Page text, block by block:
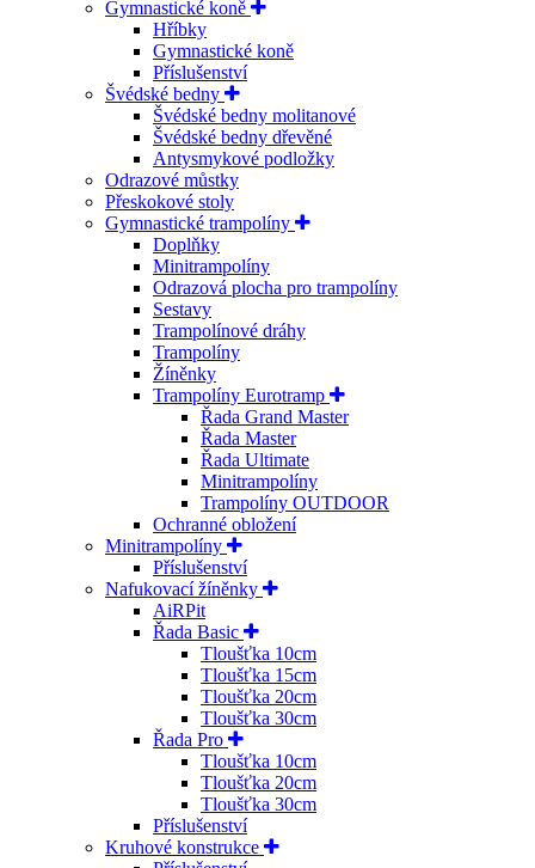
Gymnastické koně
Hříbky
Gymnastické koně
Příslušenství
Švédské bedny
Švédské bedny molitanové
Švédské bedny dřevěné
Antysmykové podložky
Odrazové můstky
Přeskokové stoly
Gymnastické trampolíny
Doplňky
Minitrampolíny
Odrazová plocha pro trampolíny
Sestavy
Trampolínové dráhy
Trampolíny
Žíněnky
Trampolíny Eurotramp
Řada Grand Master
Řada Master
Řada Ultimate
Minitrampolíny
Trampolíny OUTDOOR
Ochranné obložení
Minitrampolíny
Příslušenství
Nafukovací žíněnky
AiRPit
Řada Basic
Tloušťka 10cm
Tloušťka 15cm
Tloušťka 20cm
Tloušťka 30cm
Řada Pro
Tloušťka 10cm
Tloušťka 20cm
Tloušťka 30cm
Příslušenství
Kruhové konstrukce